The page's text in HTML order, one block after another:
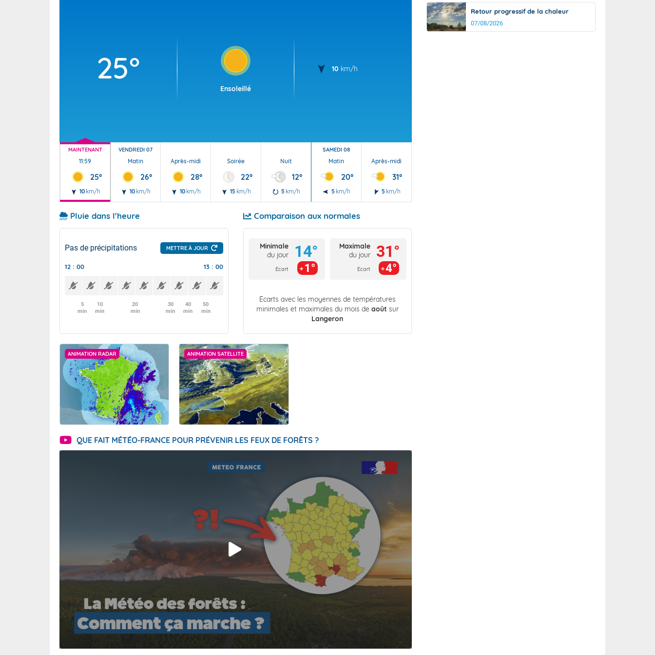
25°
Ensoleillé
10 km/h
MAINTENANT
11:59
25°
10 km/h
VENDREDI 07
Matin
26°
10 km/h
Après-midi
28°
10 km/h
Soirée
22°
15 km/h
Nuit
12°
5 km/h
SAMEDI 08
Matin
20°
5 km/h
Après-midi
31°
5 km/h
Pluie dans l'heure
Pas de précipitations METTRE À JOUR
12 : 00 13 : 00
5
min
10
min
20
min
30
min
40
min
50
min
Comparaison aux normales
Minimale
du jour
Ecart
14°
1°
Maximale
du jour
Ecart
31°
4°
Écarts avec les moyennes de températures
minimales et maximales du mois de août sur
Langeron
ANIMATION RADAR ANIMATION SATELLITE
QUE FAIT MÉTÉO-FRANCE POUR PRÉVENIR LES FEUX DE FORÊTS ?
Retour progressif de la chaleur
07/08/2026